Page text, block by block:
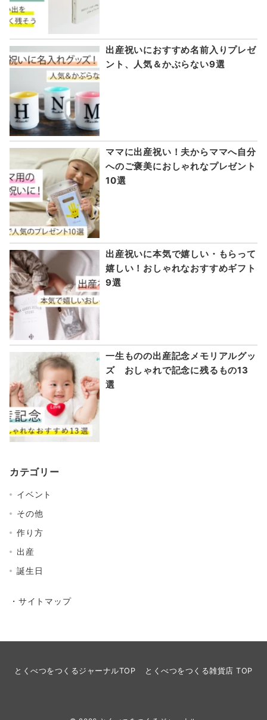
出産祝いにおすすめ名前入りプレゼ
ント、人気＆かぶらない9選
ママに出産祝い！夫からママへ自分
へのご褒美におしゃれなプレゼント
10選
出産祝いに本気で嬉しい・もらって
嬉しい！おしゃれなおすすめギフト
9選
一生ものの出産記念メモリアルグッ
ズ おしゃれで記念に残るもの13
選
カテゴリー
イベント
その他
作り方
出産
誕生日
・サイトマップ
とくべつをつくるジャーナルTOP とくべつをつくる雑貨店 TOP